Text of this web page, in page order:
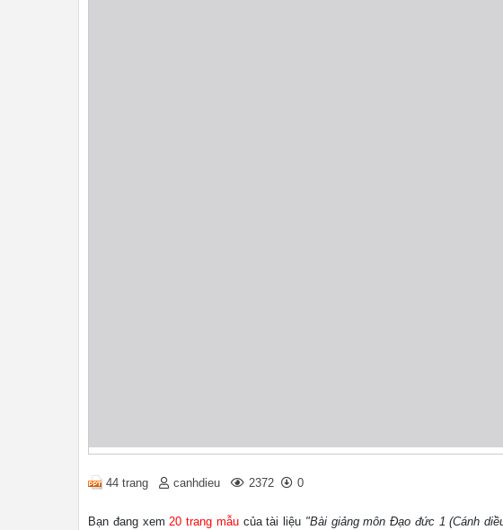
44 trang canhdieu 2372 0
Bạn đang xem 20 trang mẫucủa tài liệu "Bài giảng môn Đạo đức 1 (Cánh